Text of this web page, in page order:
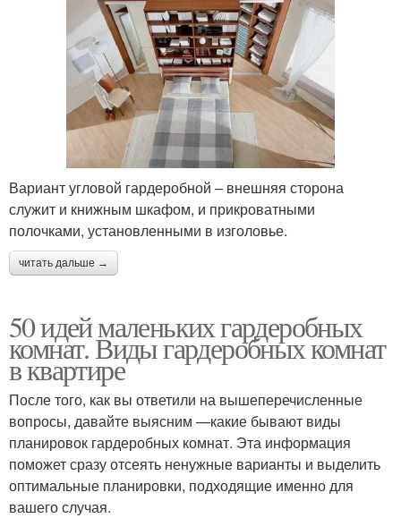
Вариант угловой гардеробной – внешняя сторона
служит и книжным шкафом, и прикроватными
полочками, установленными в изголовье.
читать дальше →
50 идей маленьких гардеробных
комнат. Виды гардеробных комнат
в квартире
После того, как вы ответили на вышеперечисленные
вопросы, давайте выясним —какие бывают виды
планировок гардеробных комнат. Эта информация
поможет сразу отсеять ненужные варианты и выделить
оптимальные планировки, подходящие именно для
вашего случая.